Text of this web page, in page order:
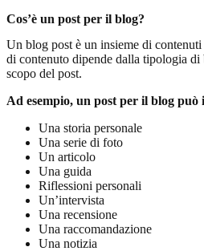
Cos’è un post per il blog?
Un blog post è un insieme di
di contenuto dipende dalla tipologia di
scopo del post.
Ad esempio, un post per il blog può
Una storia personale
Una serie di foto
Un articolo
Una guida
Riflessioni personali
Un’intervista
Una recensione
Una raccomandazione
Una notizia